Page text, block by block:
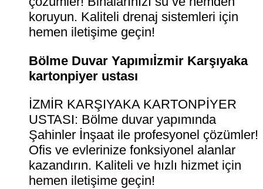
koruyun. Kaliteli drenaj sistemleri için
hemen iletişime geçin!
Bölme Duvar Yapımıİzmir Karşıyaka
kartonpiyer ustası
İZMİR KARŞIYAKA KARTONPİYER
USTASI: Bölme duvar yapımında
Şahinler İnşaat ile profesyonel çözümler!
Ofis ve evlerinize fonksiyonel alanlar
kazandırın. Kaliteli ve hızlı hizmet için
hemen iletişime geçin!